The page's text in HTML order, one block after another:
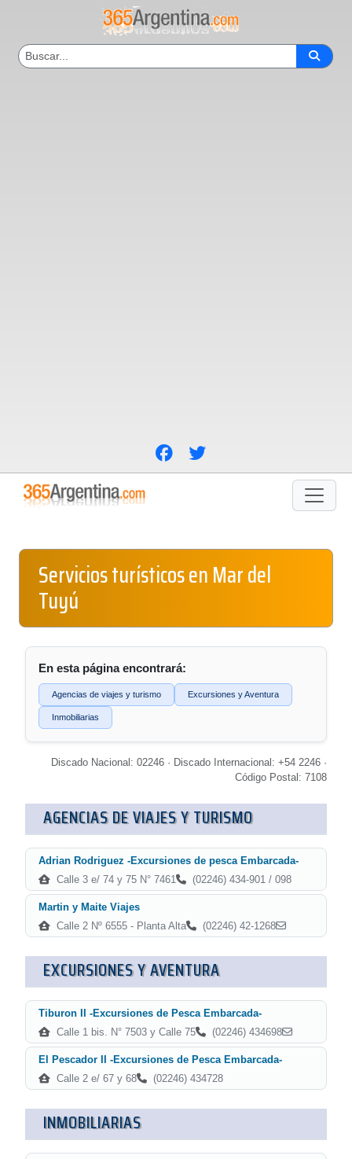
Servicios turísticos en Mar del
Tuyú
En esta página encontrará:
Agencias de viajes y turismo Excursiones y Aventura
Inmobiliarias
Discado Nacional: 02246 · Discado Internacional: +54 2246 ·
Código Postal: 7108
AGENCIAS DE VIAJES Y TURISMO
Adrian Rodriguez -Excursiones de pesca Embarcada-
Calle 3 e/ 74 y 75 N° 7461
(02246) 434-901 / 098
Martin y Maite Viajes
Calle 2 Nº 6555 - Planta Alta
(02246) 42-1268
EXCURSIONES Y AVENTURA
Tiburon II -Excursiones de Pesca Embarcada-
Calle 1 bis. N° 7503 y Calle 75
(02246) 434698
El Pescador II -Excursiones de Pesca Embarcada-
Calle 2 e/ 67 y 68
(02246) 434728
INMOBILIARIAS